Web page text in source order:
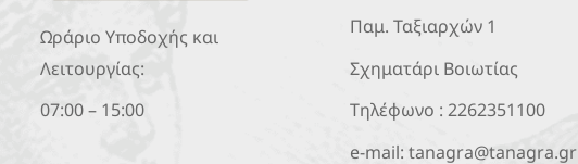
Ωράριο Υποδοχής και
Λειτουργίας:
07:00 – 15:00
Παμ. Ταξιαρχών 1
Σχηματάρι Βοιωτίας
Τηλέφωνο :2262351100
e-mail:tanagra@tanagra.gr